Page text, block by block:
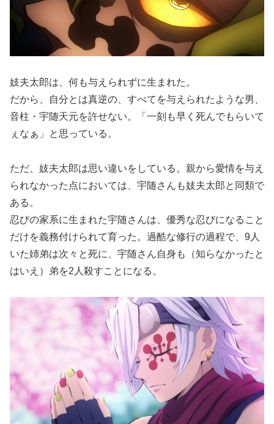
妓夫太郎は、何も与えられずに生まれた。
だから、自分とは真逆の、すべてを与えられたような男、
音柱・宇随天元を許せない。「一刻も早く死んでもらいて
ぇなぁ」と思っている。
ただ、妓夫太郎は思い違いをしている。親から愛情を与え
られなかった点においては、宇随さんも妓夫太郎と同類で
ある。
忍びの家系に生まれた宇随さんは、優秀な忍びになること
だけを義務付けられて育った。過酷な修行の過程で、9人
いた姉弟は次々と死に、宇随さん自身も（知らなかったと
はいえ）弟を2人殺すことになる。